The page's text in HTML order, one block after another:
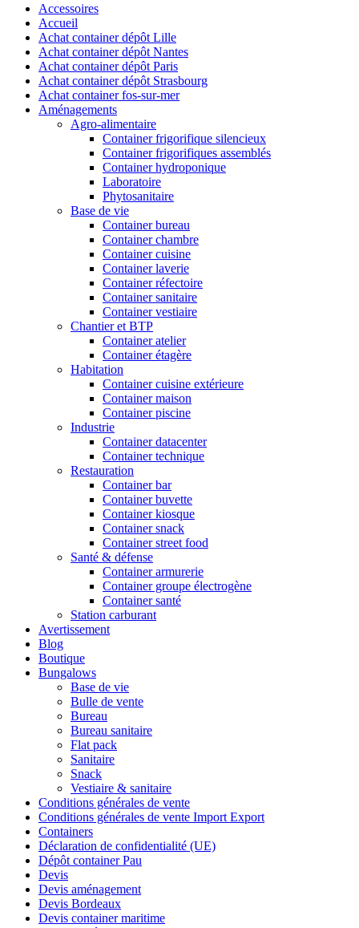
Accessoires
Accueil
Achat container dépôt Lille
Achat container dépôt Nantes
Achat container dépôt Paris
Achat container dépôt Strasbourg
Achat container fos-sur-mer
Aménagements
Agro-alimentaire
Container frigorifique silencieux
Container frigorifiques assemblés
Container hydroponique
Laboratoire
Phytosanitaire
Base de vie
Container bureau
Container chambre
Container cuisine
Container laverie
Container réfectoire
Container sanitaire
Container vestiaire
Chantier et BTP
Container atelier
Container étagère
Habitation
Container cuisine extérieure
Container maison
Container piscine
Industrie
Container datacenter
Container technique
Restauration
Container bar
Container buvette
Container kiosque
Container snack
Container street food
Santé & défense
Container armurerie
Container groupe électrogène
Container santé
Station carburant
Avertissement
Blog
Boutique
Bungalows
Base de vie
Bulle de vente
Bureau
Bureau sanitaire
Flat pack
Sanitaire
Snack
Vestiaire & sanitaire
Conditions générales de vente
Conditions générales de vente Import Export
Containers
Déclaration de confidentialité (UE)
Dépôt container Pau
Devis
Devis aménagement
Devis Bordeaux
Devis container maritime